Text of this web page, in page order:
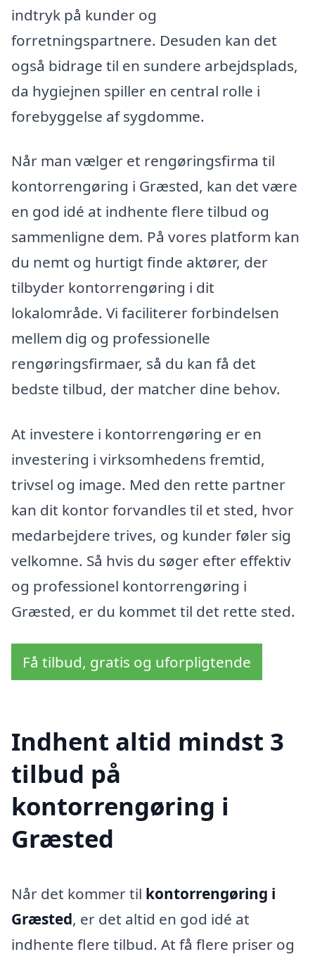
indtryk på kunder og
forretningspartnere. Desuden kan det
også bidrage til en sundere arbejdsplads,
da hygiejnen spiller en central rolle i
forebyggelse af sygdomme.
Når man vælger et rengøringsfirma til
kontorrengøring i Græsted, kan det være
en god idé at indhente flere tilbud og
sammenligne dem. På vores platform kan
du nemt og hurtigt finde aktører, der
tilbyder kontorrengøring i dit
lokalområde. Vi faciliterer forbindelsen
mellem dig og professionelle
rengøringsfirmaer, så du kan få det
bedste tilbud, der matcher dine behov.
At investere i kontorrengøring er en
investering i virksomhedens fremtid,
trivsel og image. Med den rette partner
kan dit kontor forvandles til et sted, hvor
medarbejdere trives, og kunder føler sig
velkomne. Så hvis du søger efter effektiv
og professionel kontorrengøring i
Græsted, er du kommet til det rette sted.
Få tilbud, gratis og uforpligtende
Indhent altid mindst 3
tilbud på
kontorrengøring i
Græsted
Når det kommer til kontorrengøring i
Græsted, er det altid en god idé at
indhente flere tilbud. At få flere priser og